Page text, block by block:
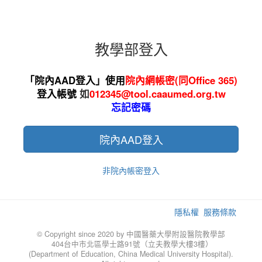
教學部登入
「院內AAD登入」 使用院內網帳密(同Office 365)
登入帳號 如012345@tool.caaumed.org.tw
忘記密碼
院內AAD登入
非院內帳密登入
隱私權 服務條款
© Copyright since 2020 by 中國醫藥大學附設醫院教學部
404台中市北區學士路91號（立夫教學大樓3樓）
(Department of Education, China Medical University Hospital).